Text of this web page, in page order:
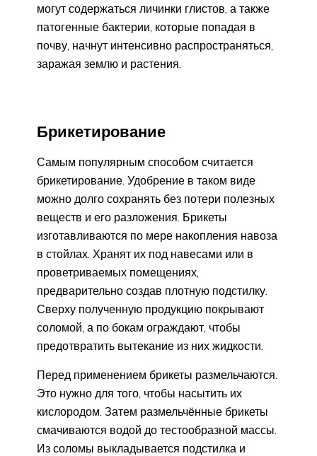
могут содержаться личинки глистов, а также
патогенные бактерии, которые попадая в
почву, начнут интенсивно распространяться,
заражая землю и растения.
Брикетирование
Самым популярным способом считается
брикетирование. Удобрение в таком виде
можно долго сохранять без потери полезных
веществ и его разложения. Брикеты
изготавливаются по мере накопления навоза
в стойлах. Хранят их под навесами или в
проветриваемых помещениях,
предварительно создав плотную подстилку.
Сверху полученную продукцию покрывают
соломой, а по бокам ограждают, чтобы
предотвратить вытекание из них жидкости.
Перед применением брикеты размельчаются.
Это нужно для того, чтобы насытить их
кислородом. Затем размельчённые брикеты
смачиваются водой до тестообразной массы.
Из соломы выкладывается подстилка и